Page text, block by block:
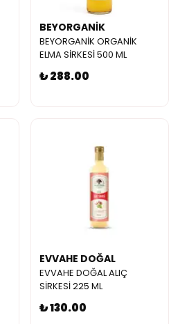
BEYORGANİK
BEYORGANİK ORGANİK
ELMA SİRKESİ 500 ML
₺ 288.00
EVVAHE DOĞAL
EVVAHE DOĞAL ALIÇ
SİRKESİ 225 ML
₺ 130.00